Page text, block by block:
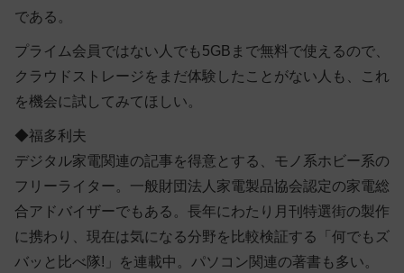
である。
プライム会員ではない人でも5GBまで無料で使えるので、
クラウドストレージをまだ体験したことがない人も、これ
を機会に試してみてほしい。
◆福多利夫
デジタル家電関連の記事を得意とする、モノ系ホビー系の
フリーライター。一般財団法人家電製品協会認定の家電総
合アドバイザーでもある。長年にわたり月刊特選街の製作
に携わり、現在は気になる分野を比較検証する「何でもズ
バッと比べ隊!」を連載中。パソコン関連の著書も多い。